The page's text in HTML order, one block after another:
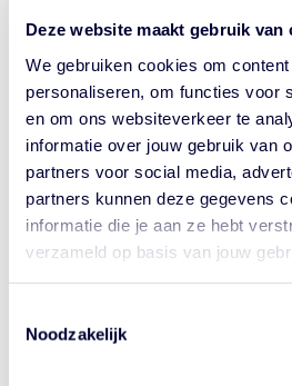
Deze website maakt gebruik van
We gebruiken cookies om
personaliseren, om functies voor
en om ons websiteverkeer te
informatie over jouw gebruik van
partners voor social media,
partners kunnen deze gegevens
informatie die je aan ze hebt
verzameld op basis van jouw
Noodzakelijk
NU JOUW
KORTING
doorBasketball Nederland| Apr
basketball.nl app
De NBB Finals komen eraan! Op
in Topsportcentrum Almere de
gekroond in 11 finales – van
Nederland van...